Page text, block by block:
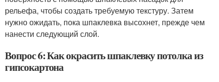
рельефа, чтобы создать требуемую текстуру. Затем
нужно ожидать, пока шпаклевка высохнет, прежде чем
нанести следующий слой.
Вопрос 6: Как окрасить шпаклевку потолка из
гипсокартона